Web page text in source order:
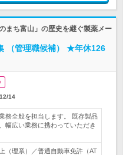
まち富山」の歴史を継ぐ製薬メー
（管理職候補） ★年休126
14
務全般を担当します。 既存製品
幅広い業務に携わっていただき
（理系）／普通自動車免許（AT